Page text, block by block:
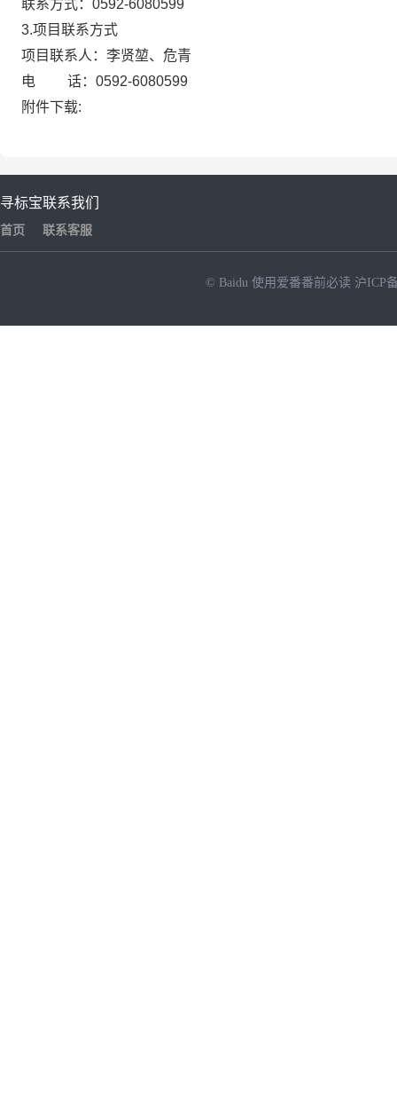
联系方式：0592-6080599
3.项目联系方式
项目联系人：李贤堃、危青
电 话：0592-6080599
附件下载:
寻标宝
首页
联系我们
联系客服
© Baidu 使用爱番番前必读 沪ICP